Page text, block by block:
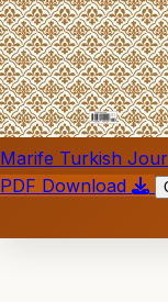
Marife Turkish
PDF Download